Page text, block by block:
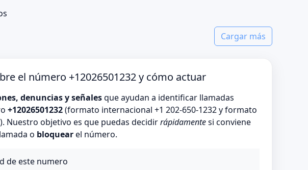
Cargar más
el número +12026501232 y cómo actuar
denuncias y señalesque ayudan a identificar llamadas
+12026501232(formato internacional +1 202-650-1232 y formato
Nuestro objetivo es que puedas decidirrápidamentesi conviene
o bloquearel número.
de este numero